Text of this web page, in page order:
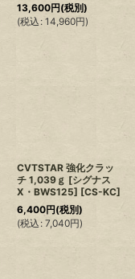
13,600円(税別)
(税込 : 14,960円)
CVTSTAR 強化クラッ
チ 1,039ｇ [シグナス
X・BWS125] [CS-KC]
6,400円(税別)
(税込 : 7,040円)